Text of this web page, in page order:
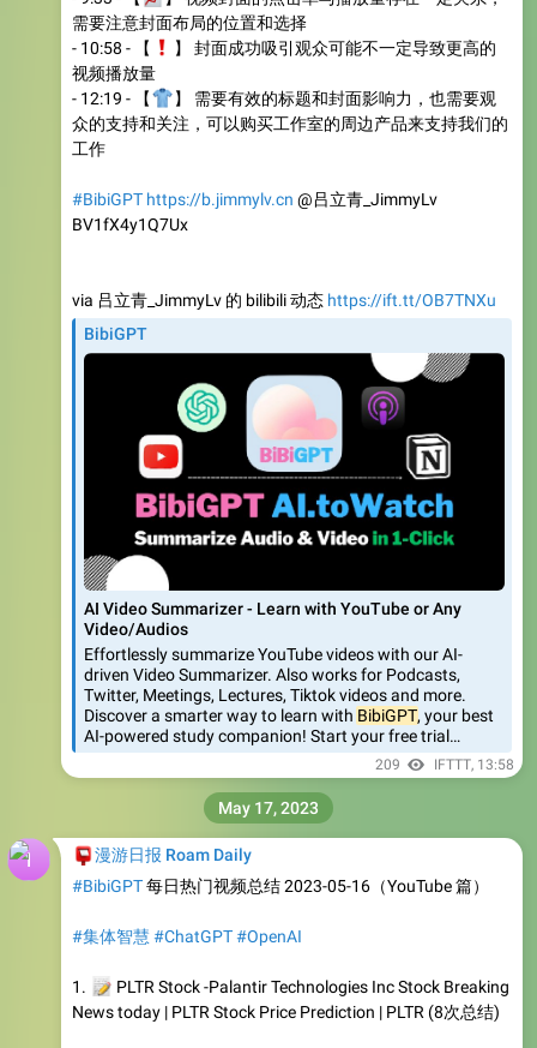
需要注意封面布局的位置和选择
- 10:58 - 【
】 封面成功吸引观众可能不一定导致更高的
视频播放量
- 12:19 - 【
】 需要有效的标题和封面影响力，也需要观
众的支持和关注，可以购买工作室的周边产品来支持我们的
工作
#BibiGPT https://b.jimmylv.cn @吕立青_JimmyLv
BV1fX4y1Q7Ux
via 吕立青_JimmyLv 的 bilibili 动态 https://ift.tt/OB7TNXu
BibiGPT
AI Video Summarizer - Learn with YouTube or Any
Video/Audios
Effortlessly summarize YouTube videos with our AI-
driven Video Summarizer. Also works for Podcasts,
Twitter, Meetings, Lectures, Tiktok videos and more.
Discover a smarter way to learn with BibiGPT, your best
AI-powered study companion! Start your free trial…
209 IFTTT, 13:58
漫游日报 Roam Daily
#BibiGPT每日热门视频总结 2023-05-16（YouTube 篇）
#集体智慧#ChatGPT#OpenAI
1.
PLTR Stock -Palantir Technologies Inc Stock Breaking
News today | PLTR Stock Price Prediction | PLTR (8次总结)
May 17, 2023